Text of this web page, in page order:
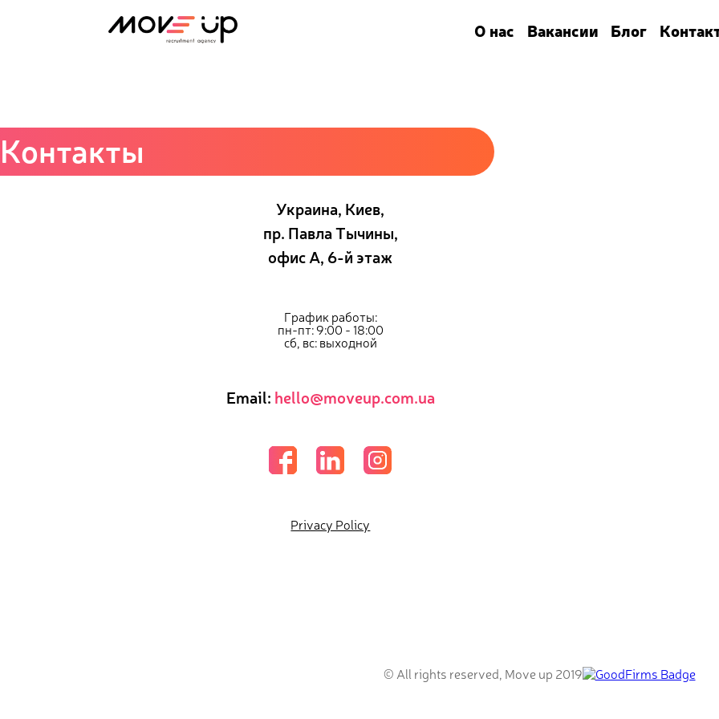
О нас Вакансии Блог
Контакты
Украина, Киев,
пр. Павла Тычины,
офис А, 6-й этаж
График работы:
пн-пт: 9:00 - 18:00
сб, вс: выходной
Email: hello@moveup.com.ua
Privacy Policy
© All rights reserved, Move up 2019